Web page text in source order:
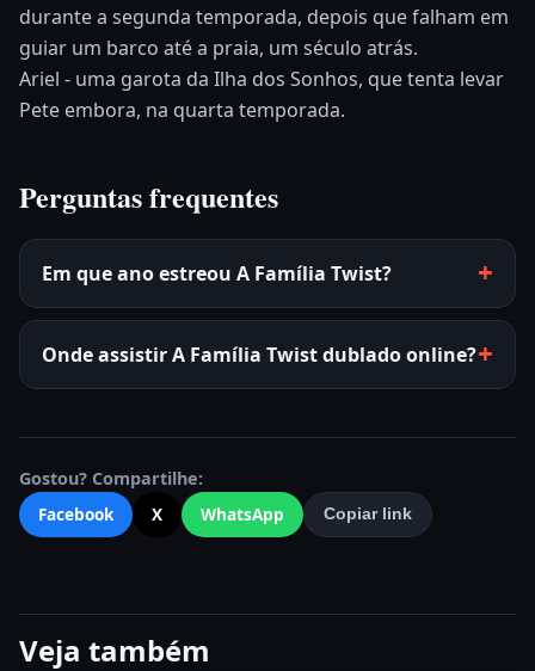
durante a segunda temporada, depois que falham em
guiar um barco até a praia, um século atrás.
Ariel - uma garota da Ilha dos Sonhos, que tenta levar
Pete embora, na quarta temporada.
Perguntas frequentes
Em que ano estreou A Família Twist?
Onde assistir A Família Twist dublado online?
Gostou? Compartilhe:
Facebook
X WhatsApp Copiar link
Veja também